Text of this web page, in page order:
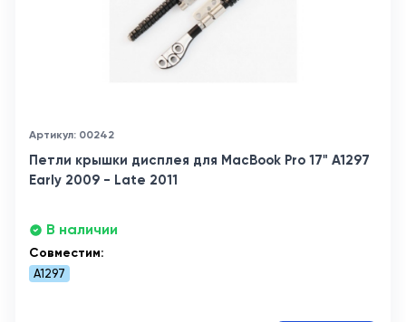
Артикул: 00242
Петли крышки дисплея для MacBook Pro 17" A1297
Early 2009 - Late 2011
В наличии
Совместим:
A1297